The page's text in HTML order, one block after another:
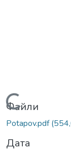
Вантажиться...
Файли
Potapov.pdf
Дата